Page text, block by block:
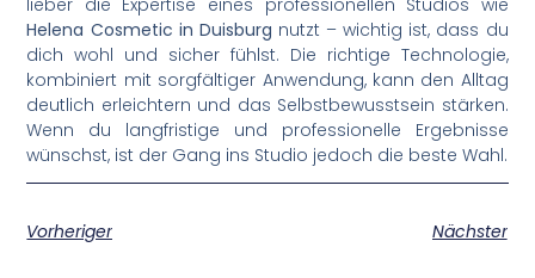
Helena Cosmetic in Duisburg nutzt – wichtig ist, dass du
dich wohl und sicher fühlst. Die richtige Technologie,
kombiniert mit sorgfältiger Anwendung, kann den Alltag
deutlich erleichtern und das Selbstbewusstsein stärken.
Wenn du langfristige und professionelle Ergebnisse
wünschst, ist der Gang ins Studio jedoch die beste Wahl.
Vorheriger Nächster